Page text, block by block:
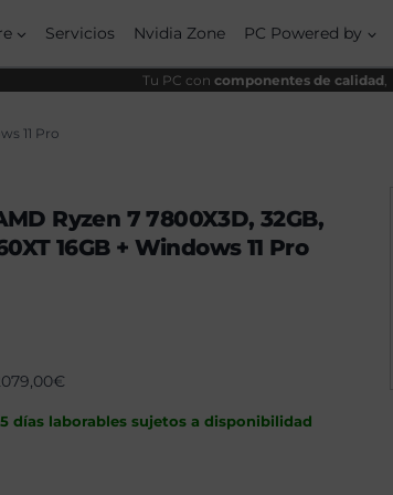
Servicios Nvidia Zone PC Powered by
Tu PC con componentes de calidad,
11 Pro
Ryzen 7 7800X3D, 32GB,
16GB + Windows 11 Pro
€
días laborables sujetos a disponibilidad
era:
2309,00€.
es:
2009,00€.